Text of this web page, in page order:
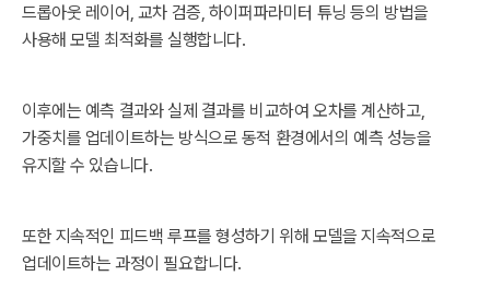
드롭아웃 레이어, 교차 검증, 하이퍼파라미터 튜닝 등의 방법을
사용해 모델 최적화를 실행합니다.
이후에는 예측 결과와 실제 결과를 비교하여 오차를 계산하고,
가중치를 업데이트하는 방식으로 동적 환경에서의 예측 성능을
유지할 수 있습니다.
또한 지속적인 피드백 루프를 형성하기 위해 모델을 지속적으로
업데이트하는 과정이 필요합니다.